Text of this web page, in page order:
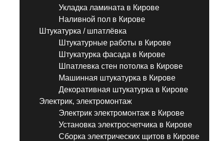
Укладка ламината в Кирове
Наливной пол в Кирове
Штукатурка / шпатлёвка
Штукатурные работы в Кирове
Штукатурка фасада в Кирове
Шпатлевка стен потолка в Кирове
Машинная штукатурка в Кирове
Декоративная штукатурка в Кирове
Электрик, электромонтаж
Электрик электромонтаж в Кирове
Установка электросчетчика в Кирове
Сборка электрических щитов в Кирове